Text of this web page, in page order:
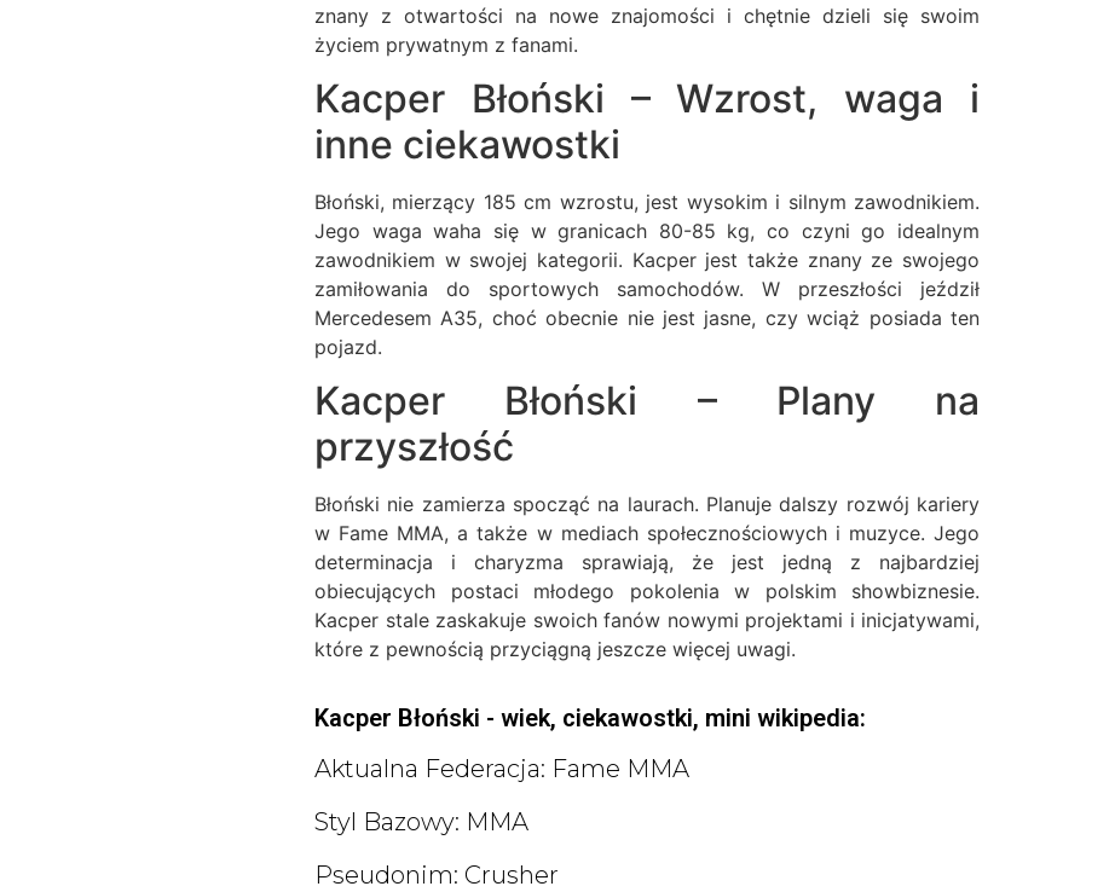
znany z otwartości na nowe znajomości i chętnie dzieli się swoim
życiem prywatnym z fanami.
Kacper Błoński – Wzrost, waga i
inne ciekawostki
Błoński, mierzący 185 cm wzrostu, jest wysokim i silnym zawodnikiem.
Jego waga waha się w granicach 80-85 kg, co czyni go idealnym
zawodnikiem w swojej kategorii. Kacper jest także znany ze swojego
zamiłowania do sportowych samochodów. W przeszłości jeździł
Mercedesem A35, choć obecnie nie jest jasne, czy wciąż posiada ten
pojazd.
Kacper Błoński – Plany na
przyszłość
Błoński nie zamierza spocząć na laurach. Planuje dalszy rozwój kariery
w Fame MMA, a także w mediach społecznościowych i muzyce. Jego
determinacja i charyzma sprawiają, że jest jedną z najbardziej
obiecujących postaci młodego pokolenia w polskim showbiznesie.
Kacper stale zaskakuje swoich fanów nowymi projektami i inicjatywami,
które z pewnością przyciągną jeszcze więcej uwagi.
Kacper Błoński - wiek, ciekawostki, mini wikipedia:
Aktualna Federacja: Fame MMA
Styl Bazowy: MMA
Pseudonim: Crusher